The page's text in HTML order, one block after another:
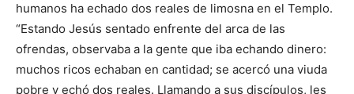
humanos ha echado dos reales de limosna en el Templo.
“Estando Jesús sentado enfrente del arca de las
ofrendas, observaba a la gente que iba echando dinero:
muchos ricos echaban en cantidad; se acercó una viuda
pobre y echó dos reales. Llamando a sus discípulos, les